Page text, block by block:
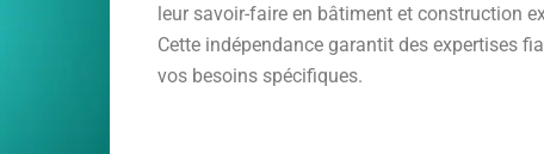
leur savoir-faire en bâtiment et construction
Cette indépendance garantit des expertises
vos besoins spécifiques.